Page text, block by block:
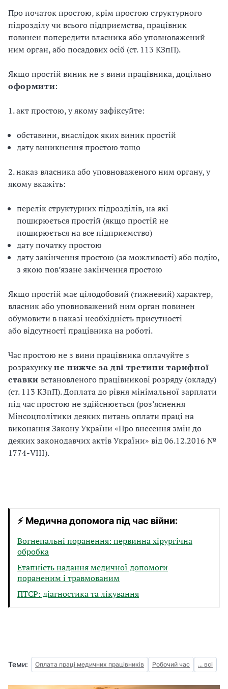
Про початок простою, крім простою структурного
підрозділу чи всього підприємства, працівник
повинен попередити власника або уповноважений
ним орган, або посадових осіб (ст. 113 КЗпП).
Якщо простій виник не з вини працівника, доцільно
оформити:
1. акт простою, у якому зафіксуйте:
обставини, внаслідок яких виник простій
дату виникнення простою тощо
2. наказ власника або уповноваженого ним органу, у
якому вкажіть:
перелік структурних підрозділів, на які
поширюється простій (якщо простій не
поширюється на все підприємство)
дату початку простою
дату закінчення простою (за можливості) або подію,
з якою пов’язане закінчення простою
Якщо простій має цілодобовий (тижневий) характер,
власник або уповноважений ним орган повинен
обумовити в наказі необхідність присутності
або відсутності працівника на роботі.
Час простою не з вини працівника оплачуйте з
розрахункуне нижче за дві третини тарифної
ставки встановленого працівникові розряду (окладу)
(ст. 113 КЗпП). Доплата до рівня мінімальної зарплати
під час простою не здійснюється (роз’яснення
Мінсоцполітики деяких питань оплати праці на
виконання Закону України «Про внесення змін до
деяких законодавчих актів України» від 06.12.2016 №
1774-VIII).
⚡ Медична допомога під час війни:
Вогнепальні поранення: первинна хірургічна
обробка
Етапність надання медичної допомоги
пораненим і травмованим
ПТСР: діагностика та лікування
Теми: Оплата праці медичних працівників Робочий час ... всі